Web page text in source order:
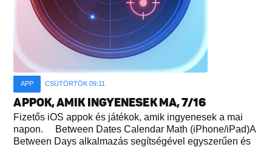
APP CSÜTÖRTÖK 09:11
APPOK, AMIK INGYENESEK MA, 7/16
Fizetős iOS appok és játékok, amik ingyenesek a mai
napon. Between Dates Calendar Math (iPhone/iPad)A
Between Days alkalmazás segítségével egyszerűen és